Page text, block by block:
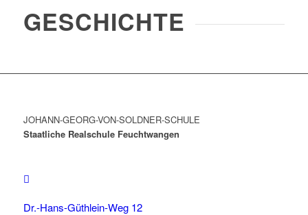
GESCHICHTE
JOHANN-GEORG-VON-SOLDNER-SCHULE
Staatliche Realschule Feuchtwangen
Dr.-Hans-Güthlein-Weg 12